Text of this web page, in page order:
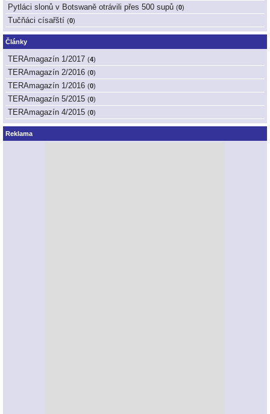
Pytláci slonů v Botswaně otrávili přes 500 supů (0)
Tučňáci císařští (0)
Články
TERAmagazín 1/2017 (4)
TERAmagazín 2/2016 (0)
TERAmagazín 1/2016 (0)
TERAmagazín 5/2015 (0)
TERAmagazín 4/2015 (0)
Reklama